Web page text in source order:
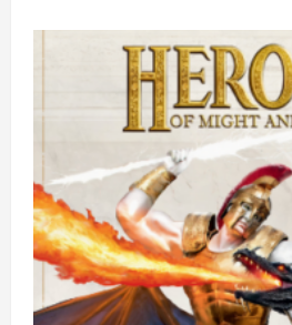
RECENZJA:
Grom
Burza,
która
odpuszcza